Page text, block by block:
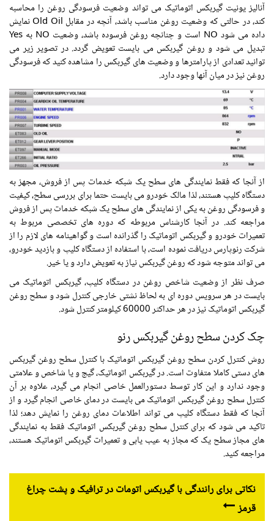
آنالیز یونیت گیربکس اتوماتیک می تواند وضعیت فرسودگی روغن را محاسبه
کند، در حالتی که وضعیت روغن مناسب باشد، آنچه در مقابل Old Oil نمایش
داده می شود NO است و چنانچه روغن فرسوده باشد، وضعیت NO به Yes
تبدیل می شود و روغن گیربکس می بایست تعویض گردد. در تصویر زیر می
توانید تعدادی از پارامترها و وضعیت های گیربکس را مشاهده کنید که فرسودگی
روغن نیز در میان آنها وجود دارد.
از آنجا که فقط نمایندگی های سطح یک شبکه خدمات پس از فروش، مجهز به
دستگاه کلیپ هستند، لذا مالک خودرو می بایست حتما برای بررسی سطح، کیفیت
و فرسودگی روغن به یکی از نمایندگی های سطح یک شبکه خدمات پس از فروش
مراجعه کند. در آنجا کارشناس مربوطه که دوره های تخصصی مربوط به
تعمیرات خودرو و گیربکس اتوماتیک را گذرانده است و گواهینامه های لازم را از
شرکت رنوپارس دریافت نموده است، با استفاده از دستگاه کلیپ و بازدید خودرو،
می تواند متوجه شود که روغن گیربکس نیاز به تعویض دارد و یا خیر.
صرف نظر از وضعیت شاخص روغن در دستگاه کلیپ، گیربکس اتوماتیک می
بایست در هر سرویس دوره ای به لحاظ نشتی خارجی کنترل شود و سطح روغن
گیربکس اتوماتیک نیز در هر حداکثر 60000 کیلومتر کنترل شود.
چک کردن سطح روغن گیربکس رنو
روش کنترل کردن سطح روغن گیربکس اتوماتیک با کنترل سطح روغن گیربکس
های دستی کاملا متفاوت است. در گیربکس اتوماتیک، گیج و یا شاخص و علامتی
وجود ندارد و این کار توسط دستورالعمل خاصی انجام می گیرد، علاوه بر آن
کنترل سطح روغن گیربکس اتوماتیک می بایست در دمای خاصی انجام گیرد و از
آنجا که فقط دستگاه کلیپ می تواند اطلاعات دمای روغن را نمایش دهد؛ لذا
تاکید می شود که برای کنترل سطح روغن گیربکس اتوماتیک فقط به نمایندگی
های مجاز سطح یک که مجاز به عیب یابی و تعمیرات گیربکس اتوماتیک هستند،
مراجعه کنید.
نکاتی برای رانندگی با گیربکس اتومات در ترافیک و پشت چراغ
قرمز